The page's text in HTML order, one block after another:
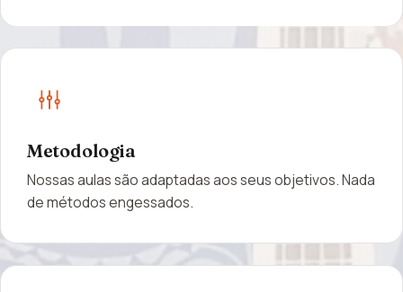
Metodologia
Nossas aulas são adaptadas aos seus objetivos. Nada
de métodos engessados.